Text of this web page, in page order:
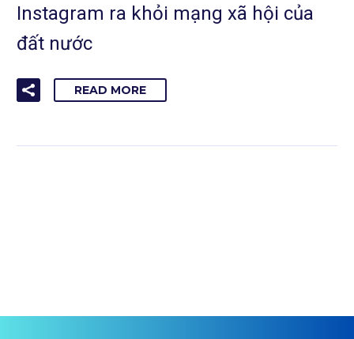
Instagram ra khỏi mạng xã hội của
đất nước
READ MORE